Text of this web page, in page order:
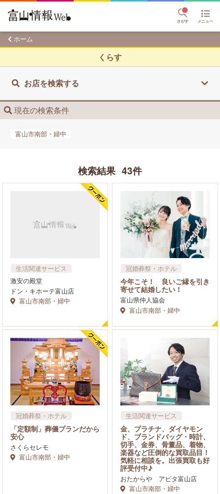
さがす メニュー
ホーム
くらす
お店を検索する
現在の検索条件
富山市南部・婦中
検索結果 43件
生活関連サービス
激安の殿堂
ドン・キホーテ富山店
富山市南部・婦中
冠婚葬祭・ホテル
今年こそ！ 良いご縁を引き
寄せて結婚したい！
富山県仲人協会
富山市南部・婦中
冠婚葬祭・ホテル
「定額制」葬儀プランだから
安心
さくらセレモ
富山市南部・婦中
生活関連サービス
リサイクル・物品賃貸​（レ
ンタル）
金、プラチナ、ダイヤモン
ド、ブランドバッグ・時計、
切手、金券、骨董品、着物、
楽器など圧倒的な買取品目！
気軽に相談を。出張買取も好
評受付中♪
おたからや アピタ富山店
富山市南部・婦中